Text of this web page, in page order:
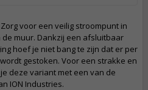
voor een veilig stroompunt in
muur. Dankzij een afsluitbaar
hoef je niet bang te zijn dat er per
gestoken. Voor een strakke en
deze variant met een van de
ION Industries.